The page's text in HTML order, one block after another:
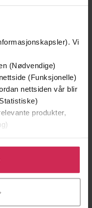
Vi
(Nødvendige)
(Funksjonelle)
nettsiden vår blir
produkter,
samtykke til å
Du kan også
formål ved å klikke
Utskudd